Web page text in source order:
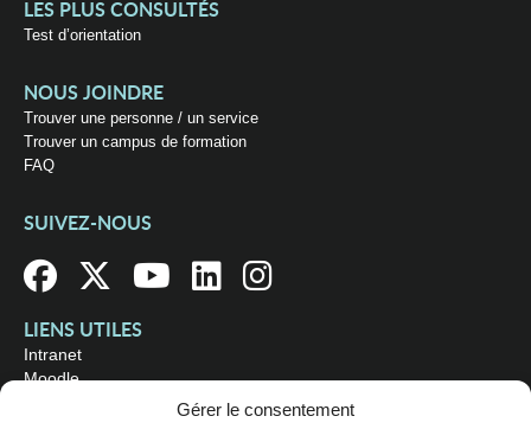
Gérer le consentement
LES PLUS CONSULTÉS
Test d’orientation
NOUS JOINDRE
Trouver une personne / un service
Trouver un campus de formation
FAQ
SUIVEZ-NOUS
LIENS UTILES
Intranet
Moodle